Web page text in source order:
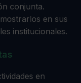
conjunta.
en sus
institucionales.
en